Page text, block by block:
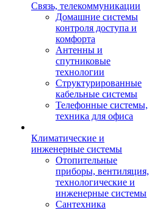
Связь, телекоммуникации
Домашние системы
контроля доступа и
комфорта
Антенны и
спутниковые
технологии
Структурированные
кабельные системы
Телефонные системы,
техника для офиса
Климатические и
инженерные системы
Отопительные
приборы, вентиляция,
технологические и
инженерные системы
Сантехника